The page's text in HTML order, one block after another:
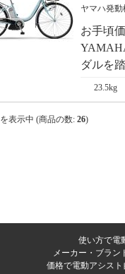
ヤマハ発
お手頃
ダルを
23.5kg
を表示中 (商品の数: 26)
使い方で電
メーカー・ブラ
価格で電動アシス